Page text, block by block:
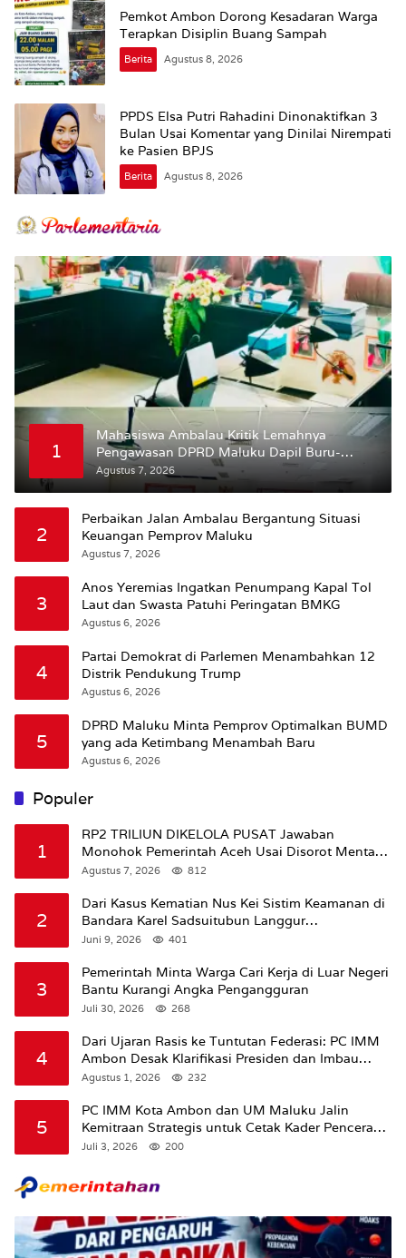
Pemkot Ambon Dorong Kesadaran Warga
Terapkan Disiplin Buang Sampah
Berita Agustus 8, 2026
PPDS Elsa Putri Rahadini Dinonaktifkan 3
Bulan Usai Komentar yang Dinilai Nirempati
ke Pasien BPJS
Berita Agustus 8, 2026
1
Mahasiswa Ambalau Kritik Lemahnya
Pengawasan DPRD Maluku Dapil Buru-
Bursel Terhadap Proses Perubahan Status
Jalan
Agustus 7, 2026
2
Perbaikan Jalan Ambalau Bergantung Situasi
Keuangan Pemprov Maluku
Agustus 7, 2026
3
Anos Yeremias Ingatkan Penumpang Kapal Tol
Laut dan Swasta Patuhi Peringatan BMKG
Agustus 6, 2026
4
Partai Demokrat di Parlemen Menambahkan 12
Distrik Pendukung Trump
Agustus 6, 2026
5
DPRD Maluku Minta Pemprov Optimalkan BUMD
yang ada Ketimbang Menambah Baru
Agustus 6, 2026
Populer
1
RP2 TRILIUN DIKELOLA PUSAT Jawaban
Monohok Pemerintah Aceh Usai Disorot Mentan
Amran Soal Dana Pertanian
Agustus 7, 2026 812
2
Dari Kasus Kematian Nus Kei Sistim Keamanan di
Bandara Karel Sadsuitubun Langgur
Dipertanyakan
Juni 9, 2026 401
3
Pemerintah Minta Warga Cari Kerja di Luar Negeri
Bantu Kurangi Angka Pengangguran
Juli 30, 2026 268
4
Dari Ujaran Rasis ke Tuntutan Federasi: PC IMM
Ambon Desak Klarifikasi Presiden dan Imbau
Tunda Pengibaran Bendera Merah Putih Di
Agustus 1, 2026 232
5
PC IMM Kota Ambon dan UM Maluku Jalin
Kemitraan Strategis untuk Cetak Kader Pencerah
Bangsa “Membangun Peradaban dari Kampus”
Juli 3, 2026 200